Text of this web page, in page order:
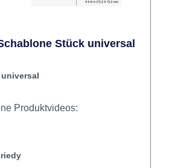
Stück universal